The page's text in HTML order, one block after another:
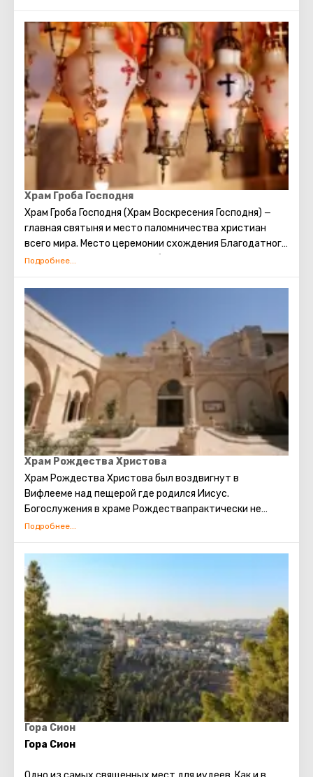
традиция: стоя у Стены Плача просить о самом
сокровенном. Можно также вложить между камней
Стены записку с заветным желанием, которое
непременно сбудется. Собираясь посетить Стену
Плача, следует помнить о том, что это возможно
только в скромной одежде, прикрывающей колени и
плечи.
Храм Гроба Господня
Храм Гроба Господня (Храм Воскресения Господня) —
главная святыня и место паломничества христиан
всего мира. Место церемонии схождения Благодатного
огня. Место распятия, погребения и воскрешения
Храм Рождества Христова
Храм Рождества Христова был воздвигнут в
Вифлееме над пещерой где родился Иисус.
Богослужения в храме Рождествапрактически не
прерывались с ранневизантийской эпохи. Современное
единственным христианским храмом в
Палестине, сохранившимся с домусульманского
периода.
Гора Сион
Гора Сион